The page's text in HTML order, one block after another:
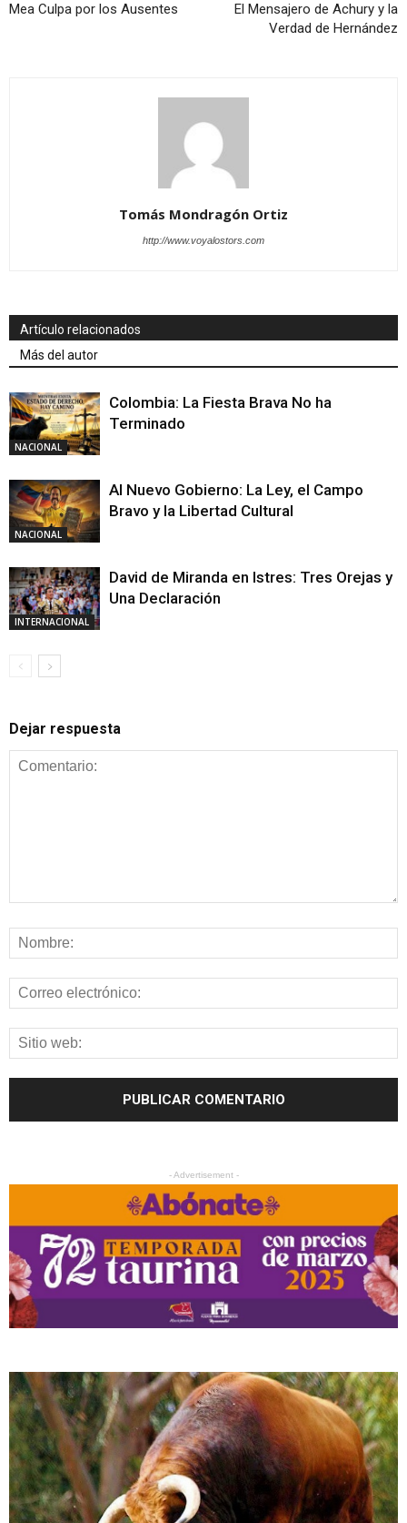
Mea Culpa por los Ausentes
El Mensajero de Achury y la
Verdad de Hernández
Tomás Mondragón Ortiz
http://www.voyalostors.com
Artículo relacionados
Más del autor
NACIONAL
Colombia: La Fiesta Brava No ha
Terminado
NACIONAL
Al Nuevo Gobierno: La Ley, el Campo
Bravo y la Libertad Cultural
INTERNACIONAL
David de Miranda en Istres: Tres Orejas y
Una Declaración
Dejar respuesta
- Advertisement -